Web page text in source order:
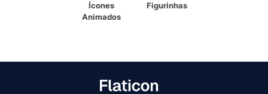
Ícones
Animados
Figurinhas